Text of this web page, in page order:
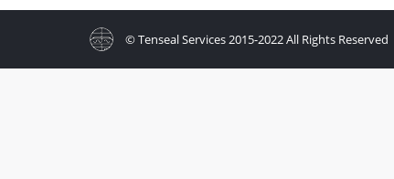
© Tenseal Services 2015-2022 All Rights Reserved